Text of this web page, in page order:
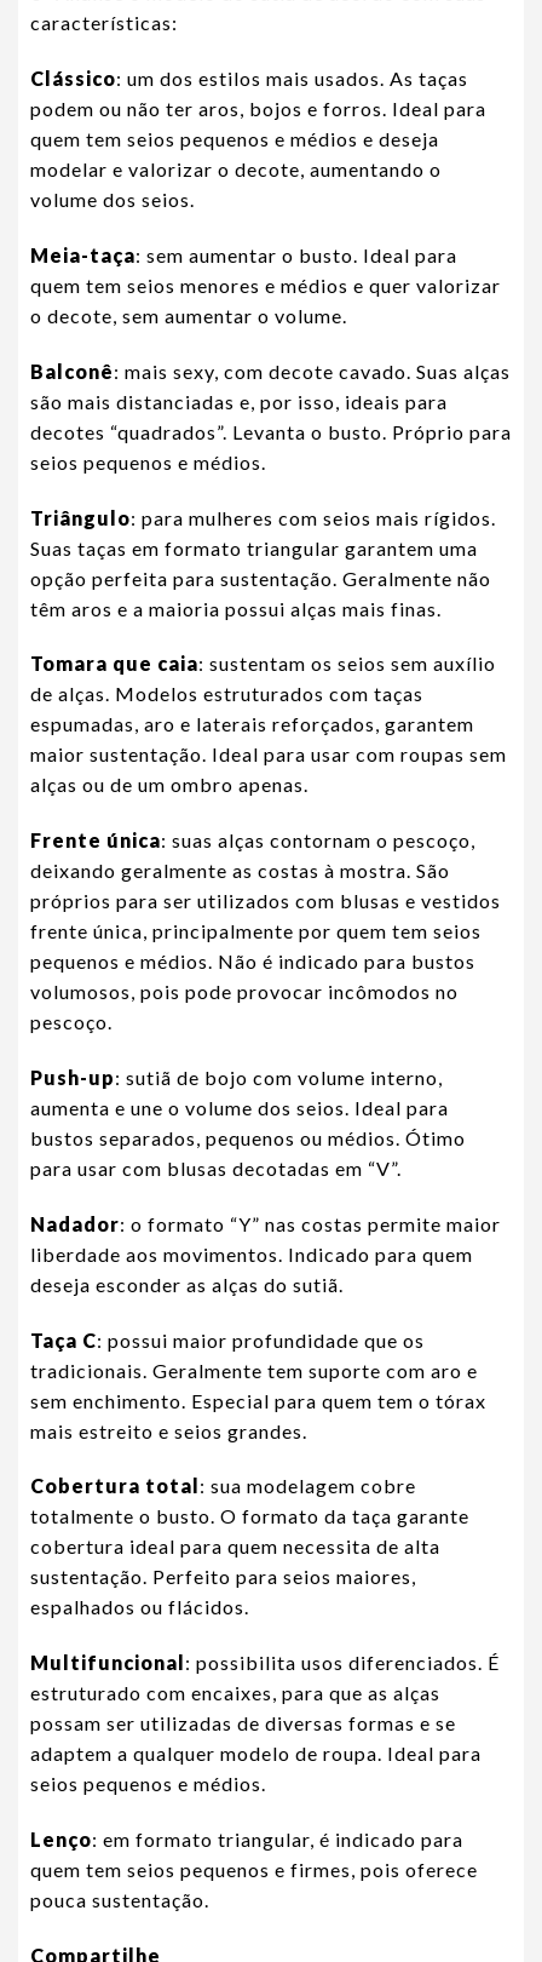
características:
Clássico: um dos estilos mais usados. As taças
podem ou não ter aros, bojos e forros. Ideal para
quem tem seios pequenos e médios e deseja
modelar e valorizar o decote, aumentando o
volume dos seios.
Meia-taça: sem aumentar o busto. Ideal para
quem tem seios menores e médios e quer valorizar
o decote, sem aumentar o volume.
Balconê: mais sexy, com decote cavado. Suas alças
são mais distanciadas e, por isso, ideais para
decotes “quadrados”. Levanta o busto. Próprio para
seios pequenos e médios.
Triângulo: para mulheres com seios mais rígidos.
Suas taças em formato triangular garantem uma
opção perfeita para sustentação. Geralmente não
têm aros e a maioria possui alças mais finas.
Tomara que caia: sustentam os seios sem auxílio
de alças. Modelos estruturados com taças
espumadas, aro e laterais reforçados, garantem
maior sustentação. Ideal para usar com roupas sem
alças ou de um ombro apenas.
Frente única: suas alças contornam o pescoço,
deixando geralmente as costas à mostra. São
próprios para ser utilizados com blusas e vestidos
frente única, principalmente por quem tem seios
pequenos e médios. Não é indicado para bustos
volumosos, pois pode provocar incômodos no
pescoço.
Push-up: sutiã de bojo com volume interno,
aumenta e une o volume dos seios. Ideal para
bustos separados, pequenos ou médios. Ótimo
para usar com blusas decotadas em “V”.
Nadador: o formato “Y” nas costas permite maior
liberdade aos movimentos. Indicado para quem
deseja esconder as alças do sutiã.
Taça C: possui maior profundidade que os
tradicionais. Geralmente tem suporte com aro e
sem enchimento. Especial para quem tem o tórax
mais estreito e seios grandes.
Cobertura total : sua modelagem cobre
totalmente o busto. O formato da taça garante
cobertura ideal para quem necessita de alta
sustentação. Perfeito para seios maiores,
espalhados ou flácidos.
Multifuncional: possibilita usos diferenciados. É
estruturado com encaixes, para que as alças
possam ser utilizadas de diversas formas e se
adaptem a qualquer modelo de roupa. Ideal para
seios pequenos e médios.
Lenço: em formato triangular, é indicado para
quem tem seios pequenos e firmes, pois oferece
pouca sustentação.
Compartilhe